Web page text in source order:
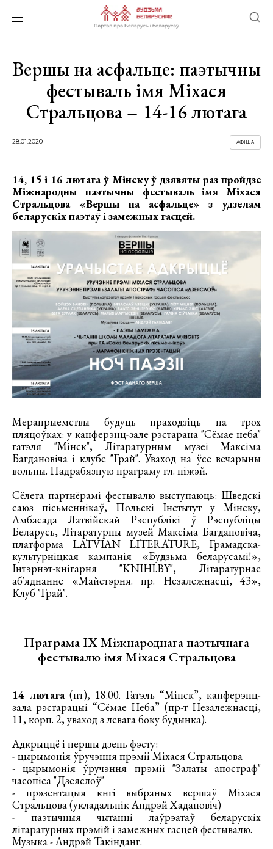
Вершы на асфальце: паэтычны
фестываль імя Міхася
Стральцова – 14-16 лютага
28.01.2020 АФІША
14, 15 і 16 лютага ў Мінску ў дзявяты раз пройдзе
Міжнародны паэтычны фестываль імя Міхася
Стральцова «Вершы на асфальце» з удзелам
беларускіх паэтаў і замежных гасцей.
Мерапрыемствы будуць праходзіць на трох
пляцоўках: у канферэнц-зале рэстарана "Сёмае неба"
гатэля "Мінск", Літаратурным музеі Максіма
Багдановіча і клубе "Грай". Уваход на ўсе вечарыны
вольны. Падрабязную праграму гл. ніжэй.
Сёлета партнёрамі фестывалю выступаюць: Шведскі
саюз пісьменнікаў, Польскі Інстытут у Мінску,
Амбасада Латвійскай Рэспублікі ў Рэспубліцы
Беларусь, Літаратурны музей Максіма Багдановіча,
платформа LATVIAN LITERATURE, Грамадска-
культурніцкая кампанія «Будзьма беларусамі!»,
Інтэрнэт-кнігарня "KNIHI.BY", Літаратурнае
аб'яднанне «Майстэрня. пр. Незалежнасці, 43»,
Клуб "Грай".
Праграма IX Міжнароднага паэтычнага
фестывалю імя Міхася Стральцова
14 лютага(пт), 18.00. Гатэль “Мінск”, канферэнц-
зала рэстарацыі “Сёмае Неба” (пр-т Незалежнасці,
11, корп. 2, уваход з левага боку будынка).
Адкрыццё і першы дзень фэсту:
- цырымонія ўручэння прэміі Міхася Стральцова
- цырымонія ўручэння прэміі "Залаты апостраф"
часопіса "Дзеяслоў"
- прэзентацыя кнгі выбраных вершаў Міхася
Стральцова (укладальнік Андрэй Хадановіч)
- паэтычныя чытанні лаўрэатаў беларускіх
літаратурных прэмій і замежных гасцей фестывалю.
Музыка - Андрэй Такінданг.